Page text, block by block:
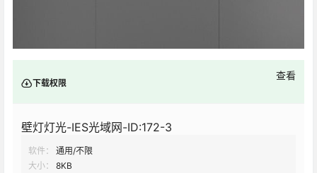
下载权限
查看
壁灯灯光-IES光域网-ID:172-3
软件：
通用/不限
大小：
8KB